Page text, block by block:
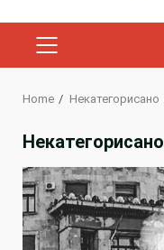
PRIMARY
Home Некатегорисано
Некатегорисано